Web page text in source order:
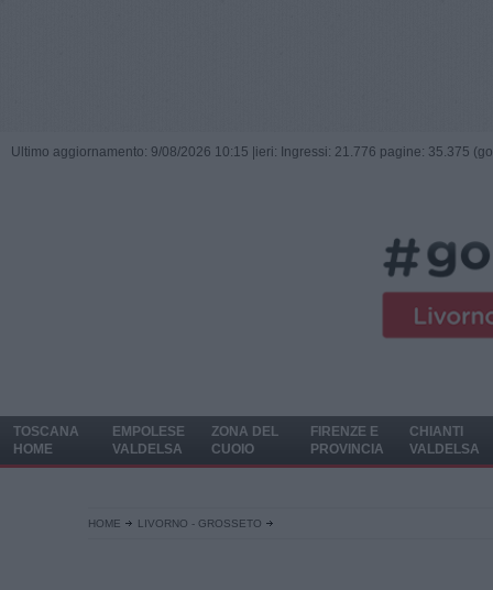
Ultimo aggiornamento: 9/08/2026 10:15 | ieri: Ingressi: 21.776 pagine: 35.375
TOSCANA
HOME
EMPOLESE
VALDELSA
ZONA DEL
CUOIO
FIRENZE E
PROVINCIA
CHIANTI
VALDELSA
HOME LIVORNO - GROSSETO